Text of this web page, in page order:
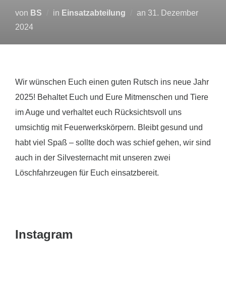
von BS in Einsatzabteilung an Veröffentlicht
31. Dezember
2024
Wir wünschen Euch einen guten Rutsch ins neue Jahr
2025! Behaltet Euch und Eure Mitmenschen und Tiere
im Auge und verhaltet euch Rücksichtsvoll uns
umsichtig mit Feuerwerkskörpern. Bleibt gesund und
habt viel Spaß – sollte doch was schief gehen, wir sind
auch in der Silvesternacht mit unseren zwei
Löschfahrzeugen für Euch einsatzbereit.
Instagram